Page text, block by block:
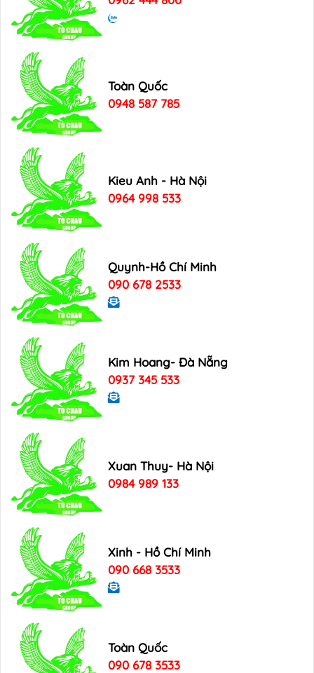
Toàn Quốc
0948 587 785
Kieu Anh - Hà Nội
0964 998 533
Quynh-Hồ Chí Minh
090 678 2533
Kim Hoang- Đà Nẵng
0937 345 533
Xuan Thuy- Hà Nội
0984 989 133
Xinh - Hồ Chí Minh
090 668 3533
Toàn Quốc
090 678 3533